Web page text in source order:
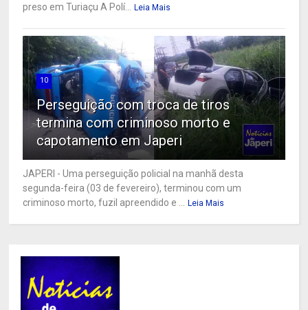
preso em Turiaçu A Polí...
Leia Mais
10
Perseguição com troca de tiros
termina com criminoso morto e
capotamento em Japeri
JAPERI - Uma perseguição policial na manhã desta
segunda-feira (03 de fevereiro), terminou com um
criminoso morto, fuzil apreendido e ...
Leia Mais